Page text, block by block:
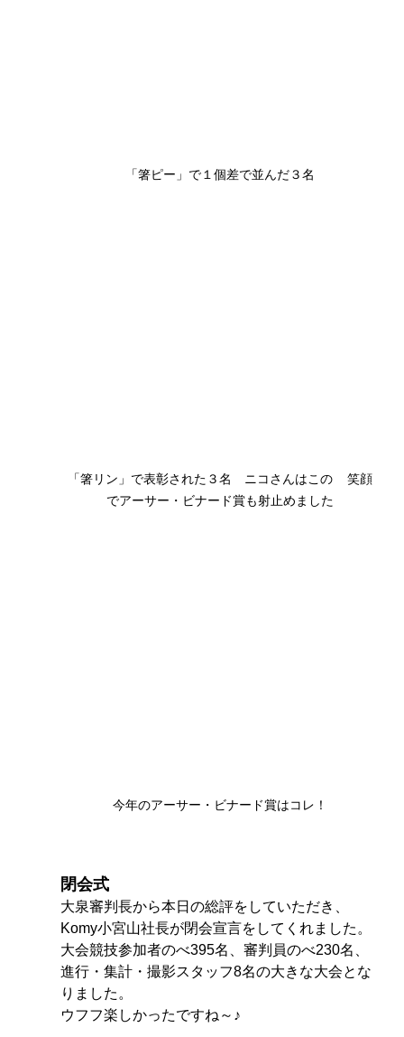
「箸ピー」で１個差で並んだ３名
「箸リン」で表彰された３名　ニコさんはこの    笑顔
でアーサー・ビナード賞も射止めました
今年のアーサー・ビナード賞はコレ！
閉会式
大泉審判長から本日の総評をしていただき、
Komy小宮山社長が閉会宣言をしてくれました。
大会競技参加者のべ395名、審判員のべ230名、
進行・集計・撮影スタッフ8名の大きな大会とな
りました。
ウフフ楽しかったですね～♪